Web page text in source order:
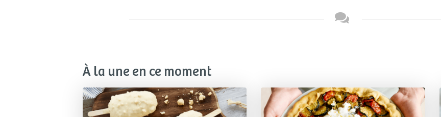
À la une en ce moment